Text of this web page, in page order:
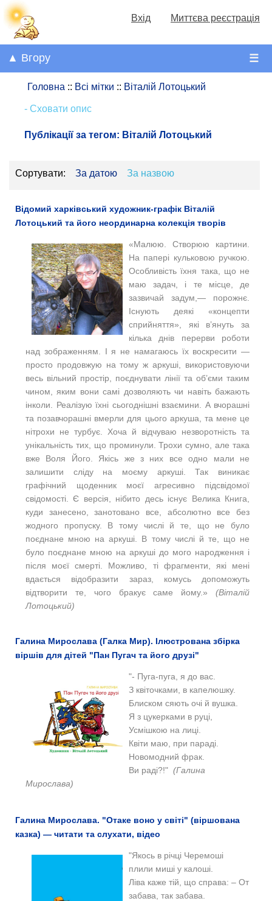
Вхід Миттєва реєстрація
☰
▲ Вгору
Головна :: Всі мітки :: Віталій Лотоцький
- Сховати опис
Публікації за тегом: Віталій Лотоцький
Сортувати: За датою За назвою
Відомий харківський художник-графік Віталій
Лотоцький та його неординарна колекція творів
«Малюю. Створюю картини.
На папері кульковою ручкою.
Особливість їхня така, що не
маю задач, і те місце, де
зазвичай задум,— порожнє.
Існують деякі «концепти
сприйняття», які в’януть за
кілька днів перерви роботи
над зображенням. І я не намагаюсь їх воскресити —
просто продовжую на тому ж аркуші, використовуючи
весь вільний простір, поєднувати лінії та об’єми таким
чином, яким вони самі дозволяють чи навіть бажають
інколи. Реалізую їхні сьогоднішні взаємини. А вчорашні
та позавчорашні вмерли для цього аркуша, та мене це
нітрохи не турбує. Хоча й відчуваю незворотність та
унікальність тих, що проминули. Трохи сумно, але така
вже Воля Його. Якісь же з них все одно мали не
залишити сліду на моєму аркуші. Так виникає
графічний щоденник моєї агресивно підсвідомої
свідомості. Є версія, нібито десь існує Велика Книга,
куди занесено, занотовано все, абсолютно все без
жодного пропуску. В тому числі й те, що не було
поєднане мною на аркуші. В тому числі й те, що не
було поєднане мною на аркуші до мого народження і
після моєї смерті. Можливо, ті фрагменти, які мені
вдається відобразити зараз, комусь допоможуть
відтворити те, чого бракує саме йому.» (Віталій
Лотоцький)
Галина Мирослава (Галка Мир). Ілюстрована збірка
віршів для дітей "Пан Пугач та його друзі"
"- Пуга-пуга, я до вас.
З квіточками, в капелюшку.
Блиском сяють очі й вушка.
Я з цукерками в руці,
Усмішкою на лиці.
Квіти маю, при параді.
Новомодний фрак.
Ви раді?!" (Галина
Мирослава)
Галина Мирослава. "Отаке воно у світі" (віршована
казка) — читати та слухати, відео
"Якось в річці Черемоші
плили миші у калоші.
Ліва каже тій, що справа: – От
забава, так забава.